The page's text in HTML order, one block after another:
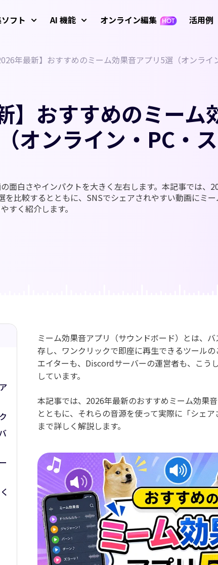
フト
ンAI動画編集ソ
まざまなAI機
動画編集
キー
動画を逆再生
AI ビ
グリーンバック除
動画にテキストを
動画背
AI 機能
動画/画像
AIテキストから動
画生成
AI画像から動
生成
AI動画翻訳
動画アニメー
ン
AI画像生成
AI動画から動
AI動画補正
画像からプロ
オンライン編集 活用例
AIキス動画 AI
AIワールドカップ動画 AI
ジブリ風フィルター
AIジーザス動画
年最新】おすすめのミーム効果音アプリ5選（オンライ
】おすすめのミーム
オンライン・PC・
面白さやインパクトを大きく左右します。本記事では、
を比較するとともに、SNSでシェアされやすい動画にミ
すく紹介します。
ミーム効果音アプリ（サウンドボード）とは、
存し、ワンクリックで即座に再生できるツール
エイターも、Discordサーバーの運営者も、こう
しています。
本記事では、2026年最新のおすすめミーム効果
とともに、それらの音源を使って実際に「シェ
まで詳しく解説します。